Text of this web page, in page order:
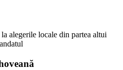
alegerile locale din partea altui